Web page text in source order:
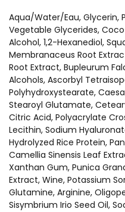
Aqua/Water/Eau, Glycerin,
Vegetable Glycerides,
Alcohol, 1,2-Hexanediol,
Membranaceus Root
Root Extract, Bupleurum
Alcohols, Ascorbyl
Polyhydroxystearate,
Stearoyl Glutamate,
Citric Acid, Polyacrylate
Lecithin, Sodium
Hydrolyzed Rice Protein,
Camellia Sinensis Leaf
Xanthan Gum, Punica
Extract, Wine, Potassium
Glutamine, Arginine,
Sisymbrium Irio Seed Oil,